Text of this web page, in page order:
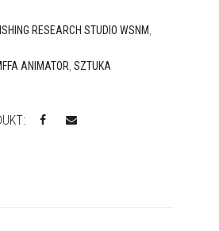
RESEARCH STUDIO WSNM
ANIMATOR ,SZTUKA